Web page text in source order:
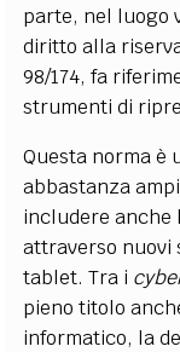
parte, nel luogo
diritto alla
98/174, fa
strumenti di
Questa norma è
abbastanza
includere anche
attraverso nuovi
tablet. Tra i
pieno titolo
informatico, la